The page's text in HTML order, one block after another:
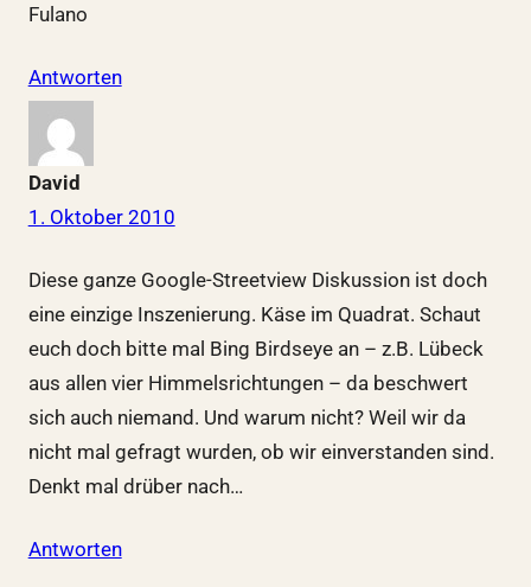
Fulano
Antworten
David
1. Oktober 2010
Diese ganze Google-Streetview Diskussion ist doch
eine einzige Inszenierung. Käse im Quadrat. Schaut
euch doch bitte mal Bing Birdseye an – z.B. Lübeck
aus allen vier Himmelsrichtungen – da beschwert
sich auch niemand. Und warum nicht? Weil wir da
nicht mal gefragt wurden, ob wir einverstanden sind.
Denkt mal drüber nach…
Antworten